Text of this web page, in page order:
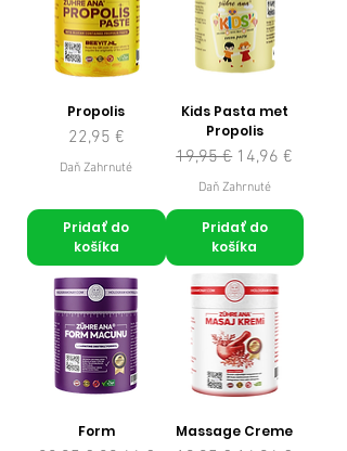
Propolis
Cena
22,95 €
Daň Zahrnuté
Pridať do
košíka
Kids Pasta met
Propolis
Normálna cena
19,95 € Zľavnená cena
14,96 €
Daň Zahrnuté
Pridať do
košíka
Form Massage Creme